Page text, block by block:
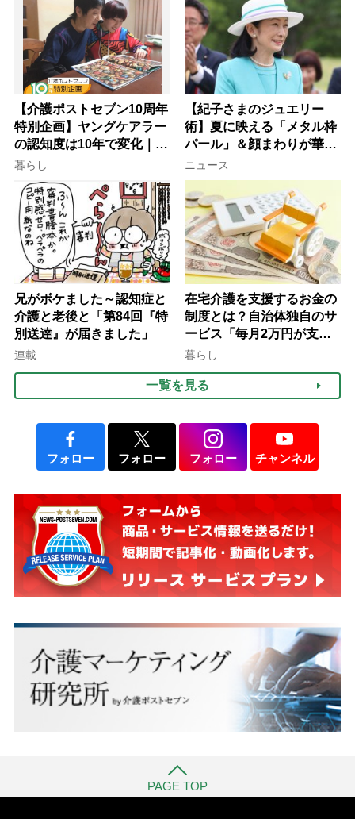
【介護ポストセブン10周年
特別企画】ヤングケアラー
の認知度は10年で変化｜流
行語大賞にノミネート、法
律にも明記されたが果たし
て現在は？
暮らし
【紀子さまのジュエリー
術】夏に映える「メタル枠
パール」＆顔まわりが華や
ぐ「揺れる一粒」の使い分
け方
ニュース
兄がボケました～認知症と
介護と老後と「第84回『特
別送達』が届きました」
連載
在宅介護を支援するお金の
制度とは？自治体独自のサ
ービス「毎月2万円が支給
される」ケースも【FP解
暮らし
一覧を見る
フォロー フォロー フォロー チャンネル
PAGE TOP